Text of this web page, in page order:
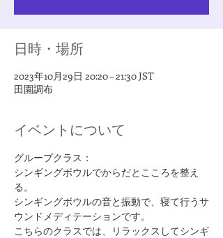
日時・場所
2023年10月29日 20:20 – 21:30 JST
田園調布
イベントについて
グループクラス：
シンギングボウルでからだとこころを整え
る。
シンギングボウルの音と振動で、寝て行うサ
ウンドメディテーションです。
こちらのクラスでは、リラックスしてシンギ